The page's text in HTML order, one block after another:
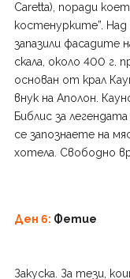
Caretta), пoради
костенурките”.
запазили фасадите
скала, около 400 г.
основан от крал
внук на Аполон.
Библис за
се запознаете на
хотела. Свободно
Ден 6: Фетие
Закуска. За тези,